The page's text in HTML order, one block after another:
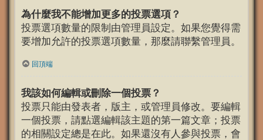
為什麼我不能增加更多的投票選項？
投票選項數量的限制由管理員設定。如果您覺得需
要增加允許的投票選項數量，那麼請聯繫管理員。
回頂端
我該如何編輯或刪除一個投票？
投票只能由發表者，版主，或管理員修改。要編輯
一個投票，請點選編輯該主題的第一篇文章；投票
的相關設定總是在此。如果還沒有人參與投票，會